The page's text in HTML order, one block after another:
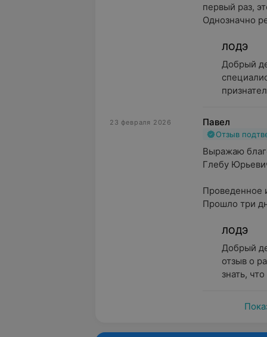
первый раз,
Однозначно
ЛОДЭ
Добрый
23 февраля 2026 Павел
Отзыв
Выражаю
Глебу
Проведенное
Прошло три
ЛОДЭ
Добрый
отзыв о
знать,